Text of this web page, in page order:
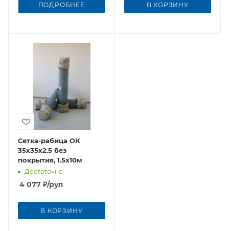
ПОДРОБНЕЕ В КОРЗИНУ
Сетка-рабица ОК
35х35х2.5 без
покрытия, 1.5х10м
Достаточно
4 077 ₽/рул
В КОРЗИНУ